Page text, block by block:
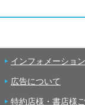
インフォメーション
広告について
特約店様・書店様